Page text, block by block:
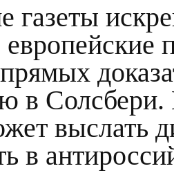
газеты
в
выслать
в